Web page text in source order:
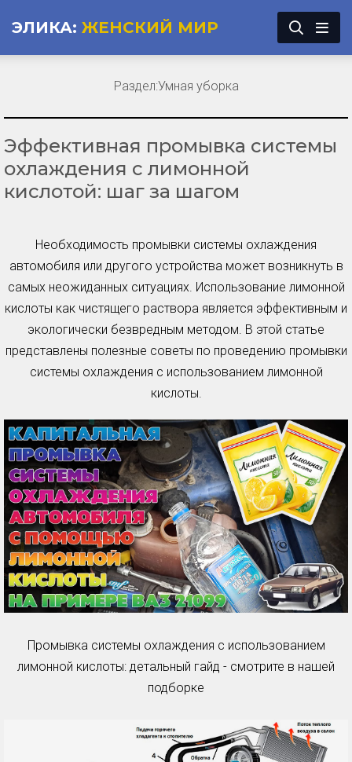
ЭЛИКА: ЖЕНСКИЙ МИР
Эффективная промывка системы
охлаждения с лимонной
кислотой: шаг за шагом
Необходимость промывки системы охлаждения
автомобиля или другого устройства может возникнуть в
самых неожиданных ситуациях. Использование лимонной
кислоты как чистящего раствора является эффективным и
экологически безвредным методом. В этой статье
представлены полезные советы по проведению промывки
системы охлаждения с использованием лимонной
кислоты.
Промывка системы охлаждения с использованием
лимонной кислоты: детальный гайд - смотрите в нашей
подборке
Раздел:Умная уборка